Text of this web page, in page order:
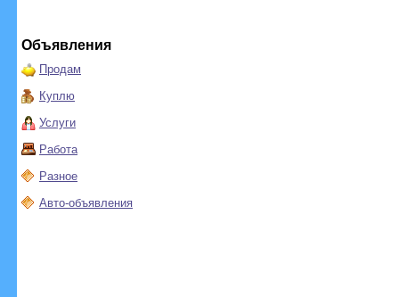
Объявления
Продам
Куплю
Услуги
Работа
Разное
Авто-объявления